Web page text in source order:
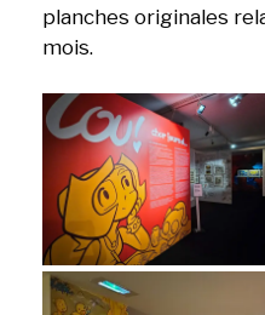
planches originales
mois.